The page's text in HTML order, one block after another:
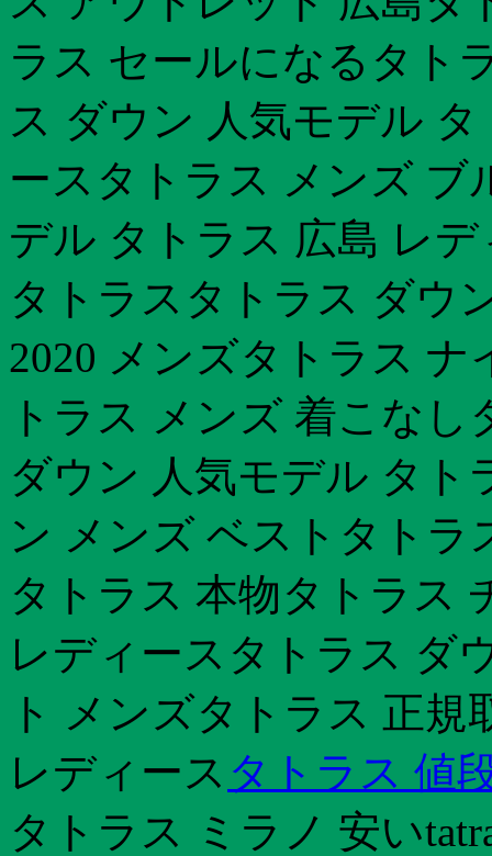
ラス セールになるタト
ス ダウン 人気モデル
ースタトラス メンズ ブ
デル タトラス 広島 レ
タトラスタトラス ダウ
2020 メンズタトラス
トラス メンズ 着こな
ダウン 人気モデル タト
ン メンズ ベストタトラ
タトラス 本物タトラス
レディースタトラス ダ
ト メンズタトラス 正
レディース タトラス 値
タトラス ミラノ 安い